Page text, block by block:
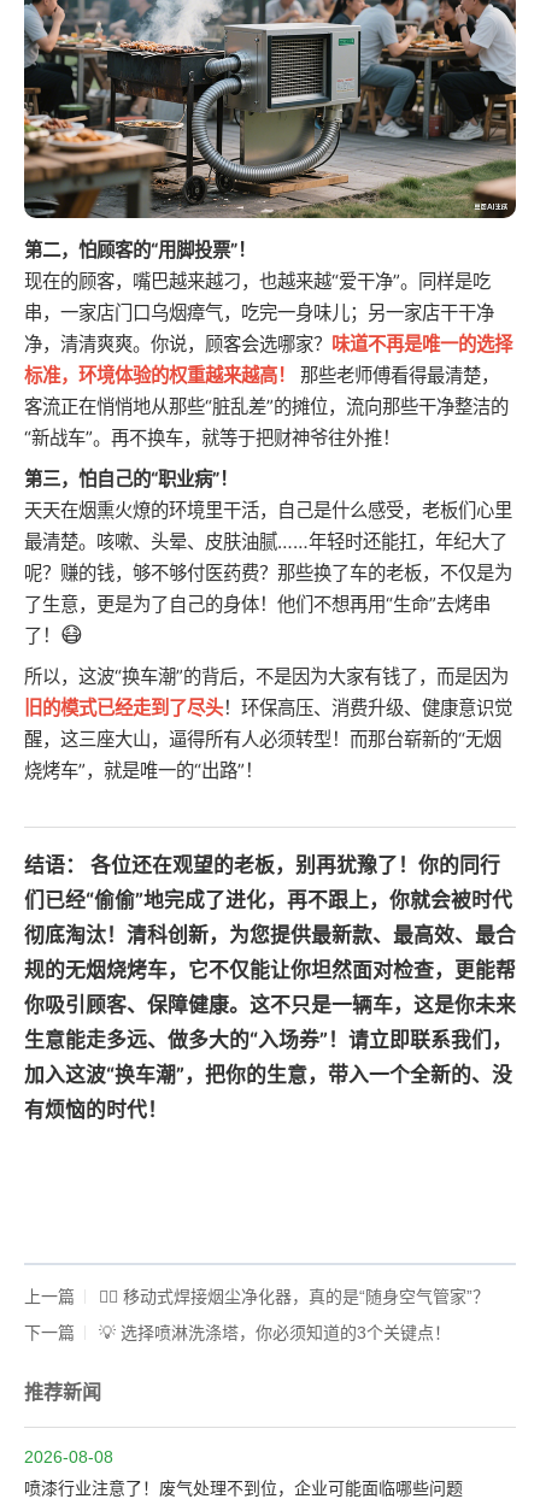
第二，怕顾客的“用脚投票”！
现在的顾客，嘴巴越来越刁，也越来越“爱干净”。同样是吃
串，一家店门口乌烟瘴气，吃完一身味儿；另一家店干干净
净，清清爽爽。你说，顾客会选哪家？ 味道不再是唯一的选择
标准，环境体验的权重越来越高！
那些老师傅看得最清楚，
客流正在悄悄地从那些“脏乱差”的摊位，流向那些干净整洁的
“新战车”。再不换车，就等于把财神爷往外推！
第三，怕自己的“职业病”！
天天在烟熏火燎的环境里干活，自己是什么感受，老板们心里
最清楚。咳嗽、头晕、皮肤油腻……年轻时还能扛，年纪大了
呢？赚的钱，够不够付医药费？那些换了车的老板，不仅是为
了生意，更是为了自己的身体！他们不想再用“生命”去烤串
了！ 😷
所以，这波“换车潮”的背后，不是因为大家有钱了，而是因为
旧的模式已经走到了尽头！环保高压、消费升级、健康意识觉
醒，这三座大山，逼得所有人必须转型！而那台崭新的“无烟
烧烤车”，就是唯一的“出路”！
结语：
各位还在观望的老板，别再犹豫了！你的同行
们已经“偷偷”地完成了进化，再不跟上，你就会被时代
彻底淘汰！清科创新，为您提供最新款、最高效、最合
规的无烟烧烤车，它不仅能让你坦然面对检查，更能帮
你吸引顾客、保障健康。这不只是一辆车，这是你未来
生意能走多远、做多大的“入场券”！请立即联系我们，
加入这波“换车潮”，把你的生意，带入一个全新的、没
有烦恼的时代！
上一篇
🤵‍♂️ 移动式焊接烟尘净化器，真的是“随身空气管家”？
下一篇
💡 选择喷淋洗涤塔，你必须知道的3个关键点！
推荐新闻
2026-08-08
喷漆行业注意了！废气处理不到位，企业可能面临哪些问题